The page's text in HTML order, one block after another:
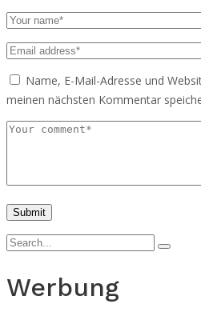
Name, E-Mail-Adresse und
meinen nächsten Kommentar
Werbung